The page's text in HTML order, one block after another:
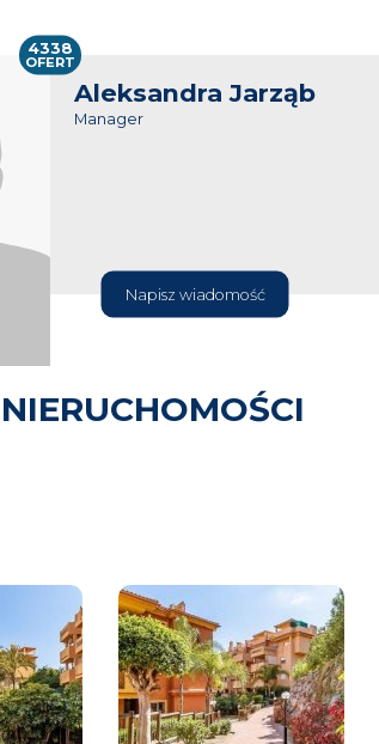
Aleksandra Jarząb
Manager
Napisz wiadomość
4338
OFERT
NIERUCHOMOŚCI